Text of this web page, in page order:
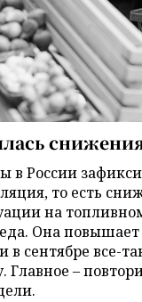
в России
то есть
на
Она
в сентябре все-
Главное –